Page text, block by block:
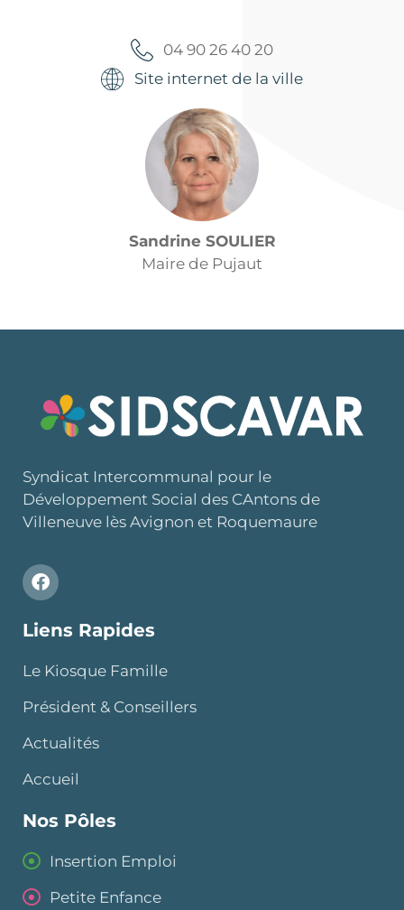
04 90 26 40 20
Site internet de la ville
Sandrine SOULIER
Maire de Pujaut
Syndicat Intercommunal pour le
Développement Social des CAntons de
Villeneuve lès Avignon et Roquemaure
Liens Rapides
Le Kiosque Famille
Président & Conseillers
Actualités
Accueil
Nos Pôles
Insertion Emploi
Petite Enfance